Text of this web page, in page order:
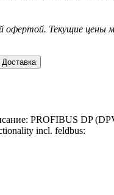
офертой. Текущие цены
Доставка
PROFIBUS DP
incl. feldbus: